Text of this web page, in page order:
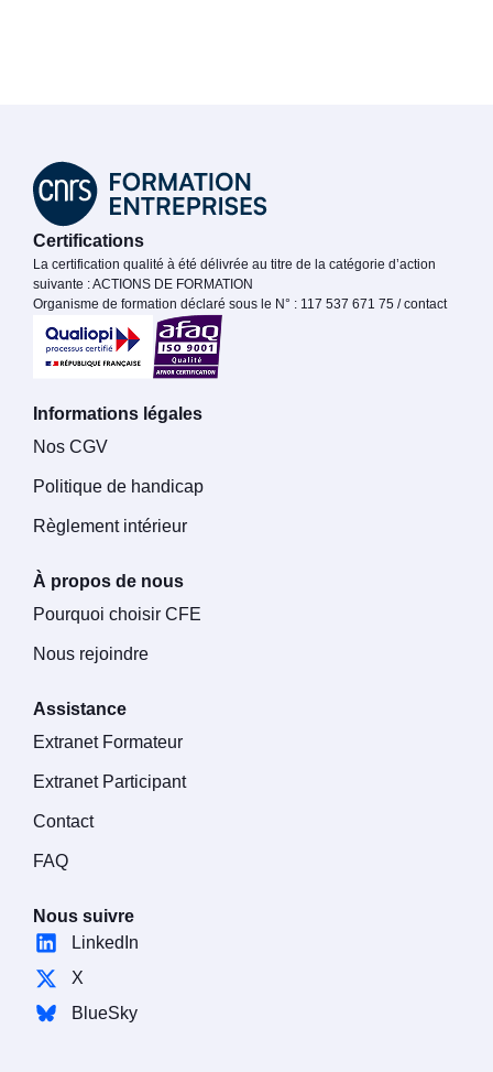
Certifications
La certification qualité à été délivrée au titre de la catégorie d’action
suivante : ACTIONS DE FORMATION
Organisme de formation déclaré sous le N° : 117 537 671 75 / contact
Informations légales
Nos CGV
Politique de handicap
Règlement intérieur
À propos de nous
Pourquoi choisir CFE
Nous rejoindre
Assistance
Extranet Formateur
Extranet Participant
Contact
FAQ
Nous suivre
LinkedIn
X
BlueSky